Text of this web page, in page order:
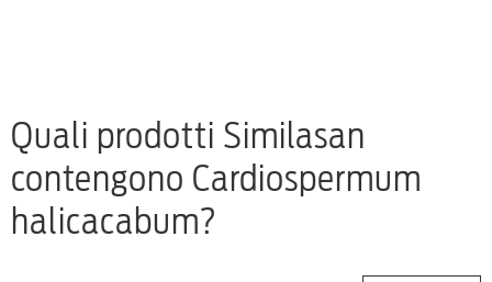
Quali prodotti Similasan
contengono Cardiospermum
halicacabum?